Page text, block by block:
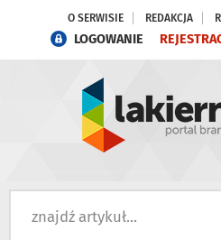
O SERWISIE REDAKCJA
LOGOWANIE